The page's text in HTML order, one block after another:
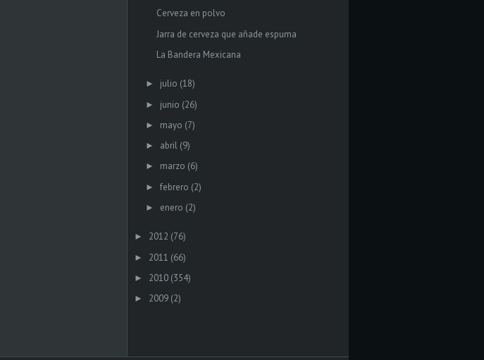
Cerveza en polvo
Jarra de cerveza que añade espuma
La Bandera Mexicana
► julio (18)
► junio (26)
► mayo (7)
► abril (9)
► marzo (6)
► febrero (2)
► enero (2)
► 2012 (76)
► 2011 (66)
► 2010 (354)
► 2009 (2)